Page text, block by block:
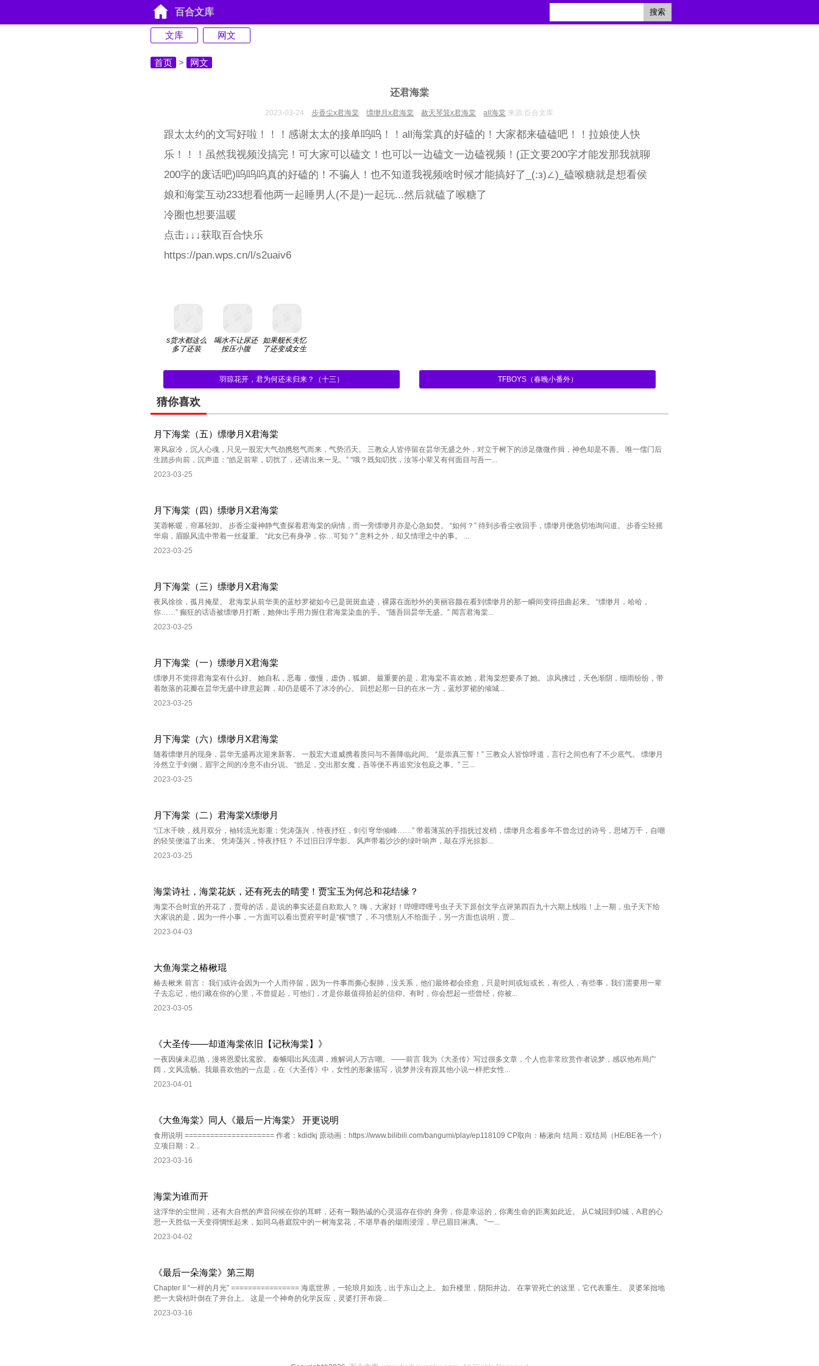
百合文库 搜索
文库 网文
首页 > 网文
还君海棠
2023-03-24 步香尘x君海棠 缥缈月x君海棠 赦天琴箕x君海棠 all海棠 来源:百合文库
跟太太约的文写好啦！！！感谢太太的接单呜呜！！all海棠真的好磕的！大家都来磕磕吧！！拉娘使人快
乐！！！虽然我视频没搞完！可大家可以磕文！也可以一边磕文一边磕视频！(正文要200字才能发那我就聊
200字的废话吧)呜呜呜真的好磕的！不骗人！也不知道我视频啥时候才能搞好了_(:з)∠)_磕喉糖就是想看侯
娘和海棠互动233想看他两一起睡男人(不是)一起玩...然后就磕了喉糖了
冷圈也想要温暖
点击↓↓↓获取百合快乐
https://pan.wps.cn/l/s2uaiv6
s货水都这么
多了还装
喝水不让尿还
按压小腹
如果舰长失忆
了还变成女生
羽琼花开，君为何还未归来？（十三） TFBOYS（春晚小番外）
猜你喜欢
月下海棠（五）缥缈月X君海棠
寒风寂冷，沉人心魂，只见一股宏大气劲携怒气而来，气势滔天。 三教众人皆停留在昙华无盛之外，对立于树下的涉足微微作揖，神色却是不善。 唯一儒门后
生踏步向前，沉声道：“皓足前辈，叨扰了，还请出来一见。” “哦？既知叨扰，汝等小辈又有何面目与吾一...
2023-03-25
月下海棠（四）缥缈月X君海棠
芙蓉帐暖，帘幕轻卸。 步香尘凝神静气查探着君海棠的病情，而一旁缥缈月亦是心急如焚。 “如何？” 待到步香尘收回手，缥缈月便急切地询问道。 步香尘轻摇
华扇，眉眼风流中带着一丝凝重。 “此女已有身孕，你…可知？” 意料之外，却又情理之中的事。 ...
2023-03-25
月下海棠（三）缥缈月X君海棠
夜风徐徐，孤月掩星。 君海棠从前华美的蓝纱罗裙如今已是斑斑血迹，裸露在面纱外的美丽容颜在看到缥缈月的那一瞬间变得扭曲起来。 “缥缈月，哈哈，
你……” 癫狂的话语被缥缈月打断，她伸出手用力握住君海棠染血的手。 “随吾回昙华无盛。” 闻言君海棠...
2023-03-25
月下海棠（一）缥缈月X君海棠
缥缈月不觉得君海棠有什么好。 她自私，恶毒，傲慢，虚伪，狐媚。 最重要的是，君海棠不喜欢她，君海棠想要杀了她。 凉风拂过，天色渐阴，细雨纷纷，带
着散落的花瓣在昙华无盛中肆意起舞，却仍是暖不了冰冷的心。 回想起那一日的在水一方，蓝纱罗裙的倾城...
2023-03-25
月下海棠（六）缥缈月X君海棠
随着缥缈月的现身，昙华无盛再次迎来新客。 一股宏大道威携着质问与不善降临此间。 “是崇真三誓！” 三教众人皆惊呼道，言行之间也有了不少底气。 缥缈月
泠然立于剑侧，眉宇之间的冷意不由分说。 “皓足，交出那女魔，吾等便不再追究汝包庇之事。” 三...
2023-03-25
月下海棠（二）君海棠X缥缈月
“江水千映，残月双分，袖转流光影重；凭涛荡兴，恃夜抒狂，剑引穹华倾峰……” 带着薄茧的手指抚过发梢，缥缈月念着多年不曾念过的诗号，思绪万千，自嘲
的轻笑便溢了出来。 凭涛荡兴，恃夜抒狂？ 不过旧日浮华影。 风声带着沙沙的绿叶响声，敲在浮光掠影...
2023-03-25
海棠诗社，海棠花妖，还有死去的晴雯！贾宝玉为何总和花结缘？
海棠不合时宜的开花了，贾母的话，是说的事实还是自欺欺人？ 嗨，大家好！哔哩哔哩号虫子天下原创文学点评第四百九十六期上线啦！上一期，虫子天下给
大家说的是，因为一件小事，一方面可以看出贾府平时是“横”惯了，不习惯别人不给面子，另一方面也说明，贾...
2023-04-03
大鱼海棠之椿楸琨
椿去楸来 前言： 我们或许会因为一个人而停留，因为一件事而撕心裂肺，没关系，他们最终都会痊愈，只是时间或短或长，有些人，有些事，我们需要用一辈
子去忘记，他们藏在你的心里，不曾提起，可他们，才是你最值得拾起的信仰。有时，你会想起一些曾经，你被...
2023-03-05
《大圣传——却道海棠依旧【记秋海棠】》
一夜因缘未忍抛，漫将恩爱比鸾胶。 秦蛾唱出风流调，难解词人万古嘲。 ——前言 我为《大圣传》写过很多文章，个人也非常欣赏作者说梦，感叹他布局广
阔，文风流畅。我最喜欢他的一点是，在《大圣传》中，女性的形象描写，说梦并没有跟其他小说一样把女性...
2023-04-01
《大鱼海棠》同人《最后一片海棠》 开更说明
食用说明 ===================== 作者：kdidkj 原动画：https://www.bilibili.com/bangumi/play/ep118109 CP取向：椿湫向 结局：双结局（HE/BE各一个）
立项日期：2...
2023-03-16
海棠为谁而开
这浮华的尘世间，还有大自然的声音问候在你的耳畔，还有一颗热诚的心灵温存在你的 身旁，你是幸运的，你离生命的距离如此近。 从C城回到D城，A君的心
思一天胜似一天变得惆怅起来，如同乌巷庭院中的一树海棠花，不堪早春的烟雨浸淫，早已眉目淋漓。 “一...
2023-04-02
《最后一朵海棠》第三期
Chapter II “一样的月光” ================ 海底世界，一轮琅月如洗，出于东山之上。 如升楼里，阴阳井边。 在掌管死亡的这里，它代表重生。 灵婆笨拙地
把一大袋枯叶倒在了井台上。 这是一个神奇的化学反应，灵婆打开布袋...
2023-03-16